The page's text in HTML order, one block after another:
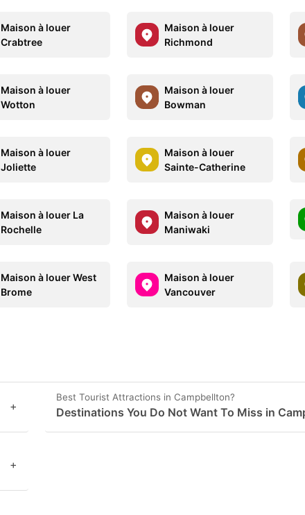
Maison à louer
Crabtree
Maison à louer
Richmond
Maison à louer
Wotton
Maison à louer
Bowman
Maison à louer
Joliette
Maison à louer
Sainte-Catherine
Maison à louer La
Rochelle
Maison à louer
Maniwaki
Maison à louer West
Brome
Maison à louer
Vancouver
+
Best Tourist Attractions in Campbellton?
Destinations You Do Not Want To Miss in
+